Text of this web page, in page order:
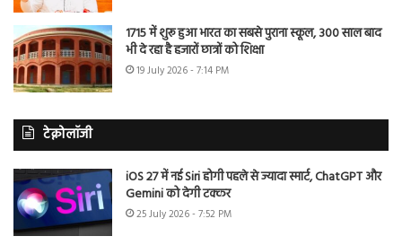
1715 में शुरू हुआ भारत का सबसे पुराना स्कूल, 300 साल बाद
भी दे रहा है हजारों छात्रों को शिक्षा
19 July 2026 - 7:14 PM
टेक्नोलॉजी
iOS 27 में नई Siri होगी पहले से ज्यादा स्मार्ट, ChatGPT और
Gemini को देगी टक्कर
25 July 2026 - 7:52 PM